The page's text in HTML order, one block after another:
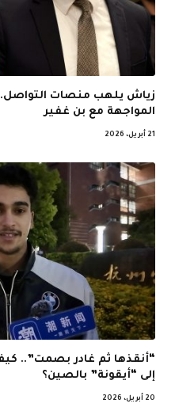
زياش يلهب منصات
المواجهة مع بن غفير
21 أبريل، 2026
“أنقذها ثم غادر بصمت”..
إلى “أيقونة” بالصين؟
20 أبريل، 2026